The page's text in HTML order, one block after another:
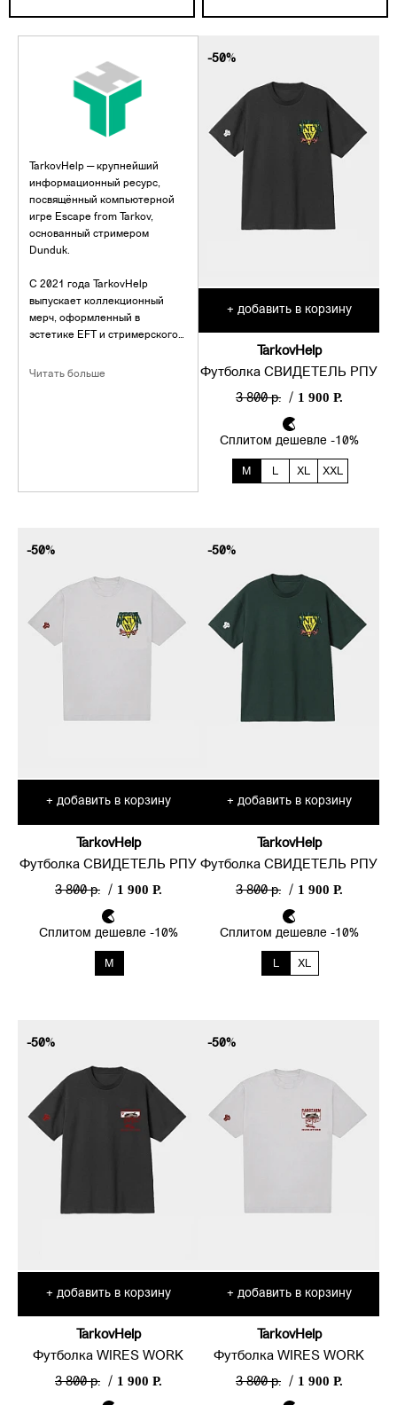
TarkovHelp — крупнейший
информационный ресурс,
посвящённый компьютерной
игре Escape from Tarkov,
основанный стримером
Dunduk.
С 2021 года TarkovHelp
выпускает коллекционный
мерч, оформленный в
эстетике EFT и стримерского
историю комьюнити и
Читать больше
-50%
+ добавить в корзину
TarkovHelp
Футболка СВИДЕТЕЛЬ РПУ
3 800 р.
/ 1 900 Р.
Сплитом дешевле -10%
M L XL XXL
-50%
+ добавить в корзину
TarkovHelp
Футболка СВИДЕТЕЛЬ РПУ
3 800 р.
/ 1 900 Р.
Сплитом дешевле -10%
M
-50%
+ добавить в корзину
TarkovHelp
Футболка СВИДЕТЕЛЬ РПУ
3 800 р.
/ 1 900 Р.
Сплитом дешевле -10%
L XL
-50%
+ добавить в корзину
TarkovHelp
Футболка WIRES WORK
3 800 р.
/ 1 900 Р.
-50%
+ добавить в корзину
TarkovHelp
Футболка WIRES WORK
3 800 р.
/ 1 900 Р.